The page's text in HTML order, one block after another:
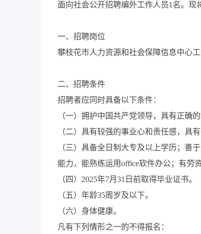
面向社会公开招聘编外工作人员1名。现
一、招聘岗位
攀枝花市人力资源和社会保障信息中心工
二、招聘条件
招聘者应同时具备以下条件：
（一）拥护中国共产党领导，具有正确
（二）具有较强的事业心和责任感，具
（三）具备全日制大专及以上学历；善
能力，能熟练运用office软件办公；有劳
（四）2025年7月31日前取得毕业证书。
（五）年龄35周岁及以下。
（六）身体健康。
凡有下列情形之一的不得报名：